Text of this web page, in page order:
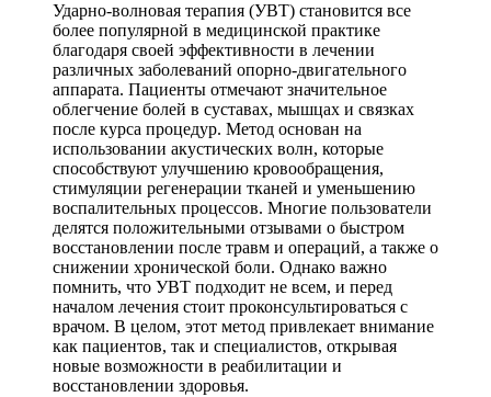
Ударно-волновая терапия (УВТ) становится все
более популярной в медицинской практике
благодаря своей эффективности в лечении
различных заболеваний опорно-двигательного
аппарата. Пациенты отмечают значительное
облегчение болей в суставах, мышцах и связках
после курса процедур. Метод основан на
использовании акустических волн, которые
способствуют улучшению кровообращения,
стимуляции регенерации тканей и уменьшению
воспалительных процессов. Многие пользователи
делятся положительными отзывами о быстром
восстановлении после травм и операций, а также о
снижении хронической боли. Однако важно
помнить, что УВТ подходит не всем, и перед
началом лечения стоит проконсультироваться с
врачом. В целом, этот метод привлекает внимание
как пациентов, так и специалистов, открывая
новые возможности в реабилитации и
восстановлении здоровья.